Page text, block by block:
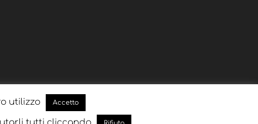
utilizzo Accetto